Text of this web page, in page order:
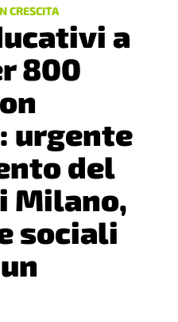
CRESCITA
a
800
urgente
del
Milano,
sociali